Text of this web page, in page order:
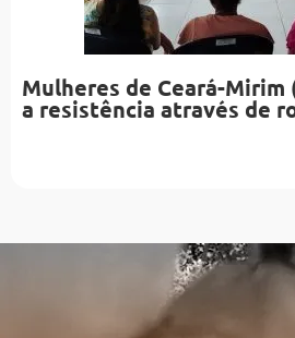
Mulheres de Ceará-Mirim
a resistência através de